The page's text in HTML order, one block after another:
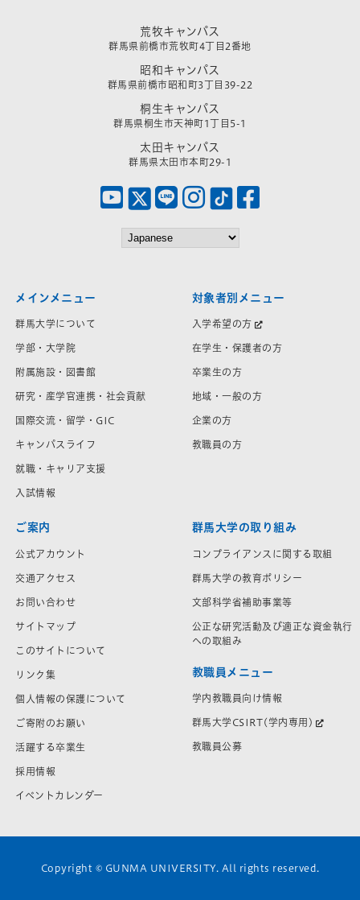
荒牧キャンパス
群馬県前橋市荒牧町4丁目2番地
昭和キャンパス
群馬県前橋市昭和町3丁目39-22
桐生キャンパス
群馬県桐生市天神町1丁目5-1
太田キャンパス
群馬県太田市本町29-1
メインメニュー
群馬大学について
学部・大学院
附属施設・図書館
研究・産学官連携・社会貢献
国際交流・留学・GIC
キャンパスライフ
就職・キャリア支援
入試情報
対象者別メニュー
入学希望の方
在学生・保護者の方
卒業生の方
地域・一般の方
企業の方
教職員の方
ご案内
公式アカウント
交通アクセス
お問い合わせ
サイトマップ
このサイトについて
リンク集
個人情報の保護について
ご寄附のお願い
活躍する卒業生
採用情報
イベントカレンダー
群馬大学の取り組み
コンプライアンスに関する取組
群馬大学の教育ポリシー
文部科学省補助事業等
公正な研究活動及び適正な資金執行
への取組み
教職員メニュー
学内教職員向け情報
群馬大学CSIRT(学内専用)
教職員公募
Copyright © GUNMA UNIVERSITY. All rights reserved.